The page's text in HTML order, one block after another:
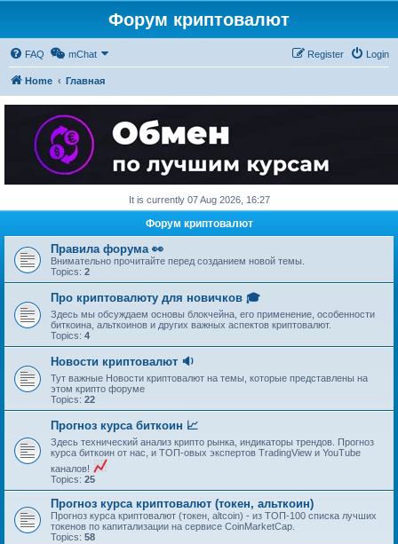
Форум криптовалют
FAQ mChat Login
Register
Home Главная
It is currently 07 Aug 2026, 16:27
Форум криптовалют
Правила форума 👀
Внимательно прочитайте перед созданием новой темы.
Topics: 2
Про криптовалюту для новичков 🎓
Здесь мы обсуждаем основы блокчейна, его применение, особенности
биткоина, альткоинов и других важных аспектов криптовалют.
Topics: 4
Новости криптовалют 🔉
Тут важные Новости криптовалют на темы, которые представлены на
этом крипто форуме
Topics: 22
Прогноз курса биткоин 📈
Здесь технический анализ крипто рынка, индикаторы трендов. Прогноз
курса биткоин от нас, и ТОП-овых экспертов TradingView и YouTube
каналов!
Topics: 25
Прогноз курса криптовалют (токен, альткоин)
Прогноз курса криптовалют (токен, altcoin) - из ТОП-100 списка лучших
токенов по капитализации на сервисе CoinMarketCap.
Topics: 58